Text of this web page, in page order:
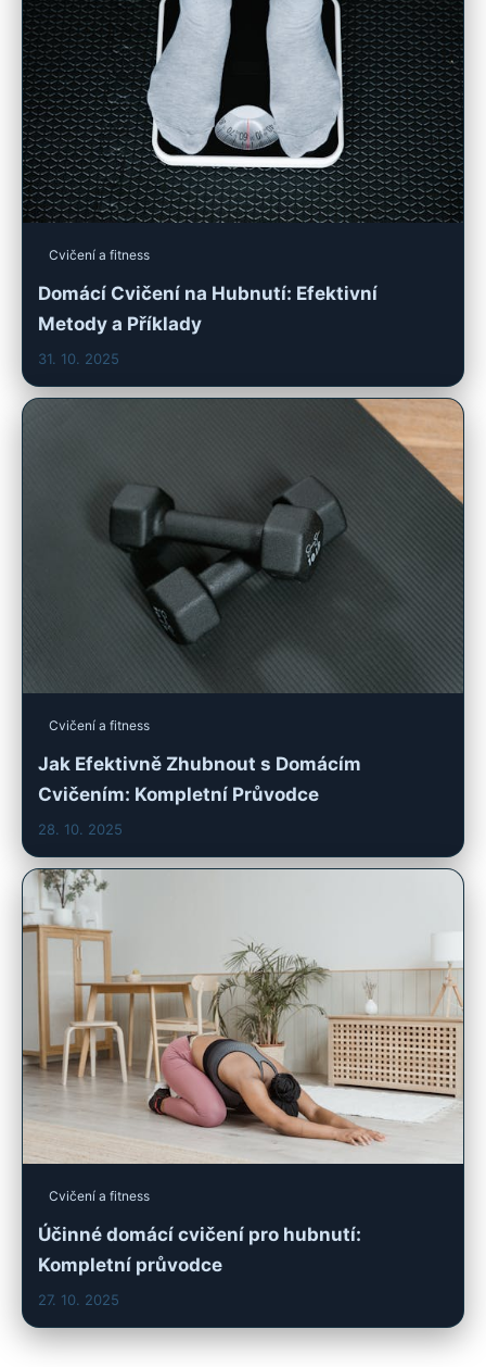
Cvičení a fitness
Domácí Cvičení na Hubnutí: Efektivní
Metody a Příklady
31. 10. 2025
Cvičení a fitness
Jak Efektivně Zhubnout s Domácím
Cvičením: Kompletní Průvodce
28. 10. 2025
Cvičení a fitness
Účinné domácí cvičení pro hubnutí:
Kompletní průvodce
27. 10. 2025